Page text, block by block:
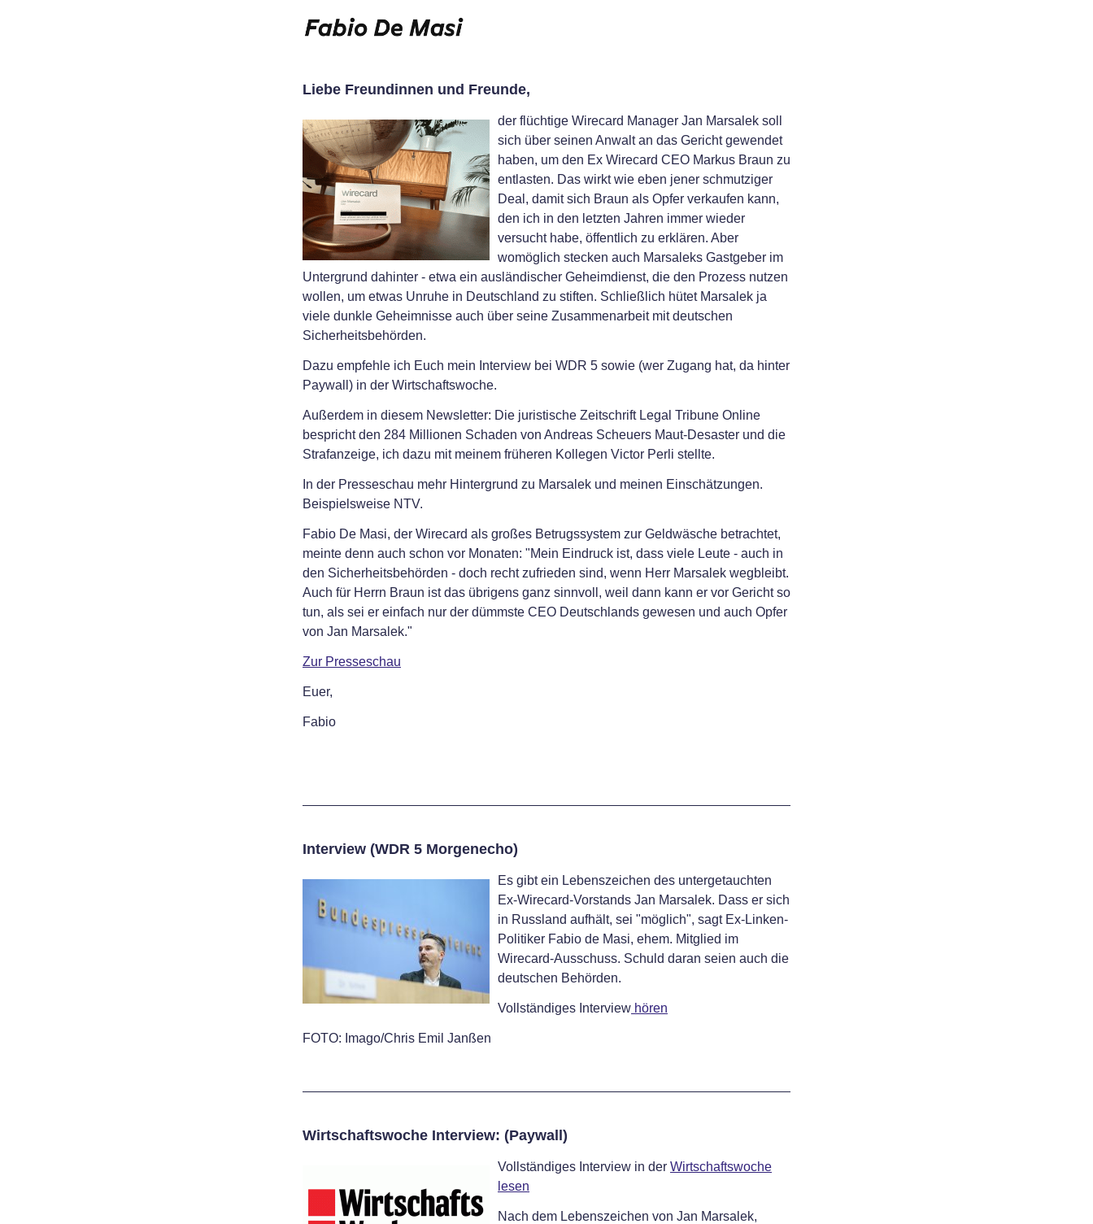
Liebe Freundinnen und Freunde,
der flüchtige Wirecard Manager Jan Marsalek soll
sich über seinen Anwalt an das Gericht gewendet
haben, um den Ex Wirecard CEO Markus Braun zu
entlasten. Das wirkt wie eben jener schmutziger
Deal, damit sich Braun als Opfer verkaufen kann,
den ich in den letzten Jahren immer wieder
versucht habe, öffentlich zu erklären. Aber
womöglich stecken auch Marsaleks Gastgeber im
Untergrund dahinter - etwa ein ausländischer Geheimdienst, die den Prozess nutzen
wollen, um etwas Unruhe in Deutschland zu stiften. Schließlich hütet Marsalek ja
viele dunkle Geheimnisse auch über seine Zusammenarbeit mit deutschen
Sicherheitsbehörden.
Dazu empfehle ich Euch mein Interview bei WDR 5 sowie (wer Zugang hat, da hinter
Paywall) in der Wirtschaftswoche.
Außerdem in diesem Newsletter: Die juristische Zeitschrift Legal Tribune Online
bespricht den 284 Millionen Schaden von Andreas Scheuers Maut-Desaster und die
Strafanzeige, ich dazu mit meinem früheren Kollegen Victor Perli stellte.
In der Presseschau mehr Hintergrund zu Marsalek und meinen Einschätzungen.
Beispielsweise NTV.
Fabio De Masi, der Wirecard als großes Betrugssystem zur Geldwäsche betrachtet,
meinte denn auch schon vor Monaten: "Mein Eindruck ist, dass viele Leute - auch in
den Sicherheitsbehörden - doch recht zufrieden sind, wenn Herr Marsalek wegbleibt.
Auch für Herrn Braun ist das übrigens ganz sinnvoll, weil dann kann er vor Gericht so
tun, als sei er einfach nur der dümmste CEO Deutschlands gewesen und auch Opfer
von Jan Marsalek."
Zur Presseschau
Euer,
Fabio
Interview (WDR 5 Morgenecho)
Es gibt ein Lebenszeichen des untergetauchten
Ex-Wirecard-Vorstands Jan Marsalek. Dass er sich
in Russland aufhält, sei "möglich", sagt Ex-Linken-
Politiker Fabio de Masi, ehem. Mitglied im
Wirecard-Ausschuss. Schuld daran seien auch die
deutschen Behörden.
Vollständiges Interview hören
FOTO: Imago/Chris Emil Janßen
Wirtschaftswoche Interview: (Paywall)
Vollständiges Interview in der Wirtschaftswoche
lesen
Nach dem Lebenszeichen von Jan Marsalek,